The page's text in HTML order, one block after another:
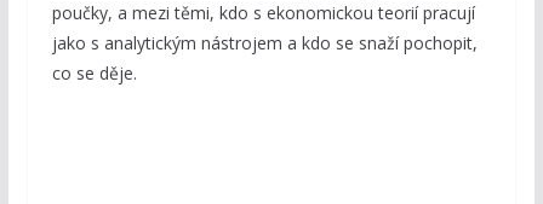
poučky, a mezi těmi, kdo s ekonomickou teorií pracují
jako s analytickým nástrojem a kdo se snaží pochopit,
co se děje.